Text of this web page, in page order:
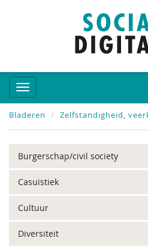
Bladeren Zelfstandigheid,
Burgerschap/civil society
Casuïstiek
Cultuur
Diversiteit